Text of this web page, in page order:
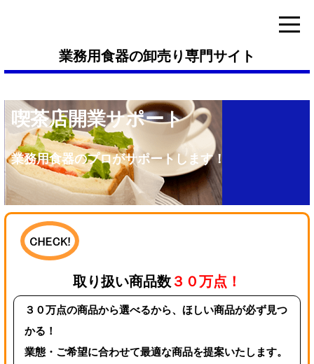
業務用食器の卸売り専門サイト
喫茶店開業サポート
業務用食器のプロがサポートします！
取り扱い商品数３０万点！
３０万点の商品から選べるから、ほしい商品が必ず見つ
かる！
業態・ご希望に合わせて最適な商品を提案いたします。